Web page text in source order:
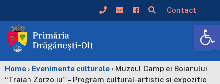
Home › Evenimente culturale › Muzeul Campiei Boianului
“Traian Zorzoliu” – Program cultural-artistic si expozitie
Contact